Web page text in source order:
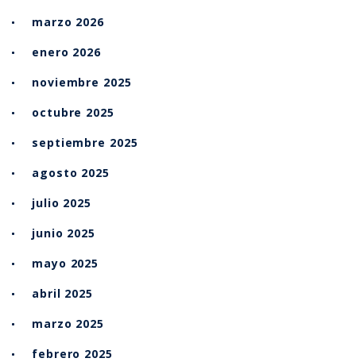
marzo 2026
enero 2026
noviembre 2025
octubre 2025
septiembre 2025
agosto 2025
julio 2025
junio 2025
mayo 2025
abril 2025
marzo 2025
febrero 2025